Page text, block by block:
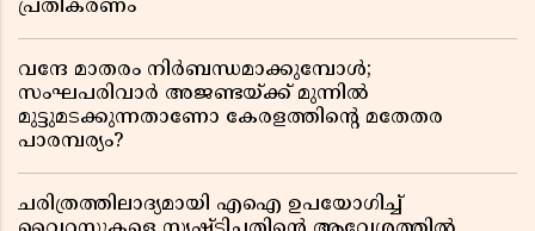
പ്രതികരണം
വന്ദേ മാതരം നിർബന്ധമാക്കുമ്പോൾ;
സംഘപരിവാർ അജണ്ടയ്ക്ക് മുന്നിൽ
മുട്ടുമടക്കുന്നതാണോ കേരളത്തിന്റെ മതേതര
പാരമ്പര്യം?
ചരിത്രത്തിലാദ്യമായി എഐ ഉപയോഗിച്ച്